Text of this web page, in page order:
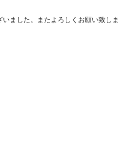
ました。またよろしくお願い致しま